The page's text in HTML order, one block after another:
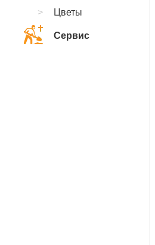
Цветы
Сервис